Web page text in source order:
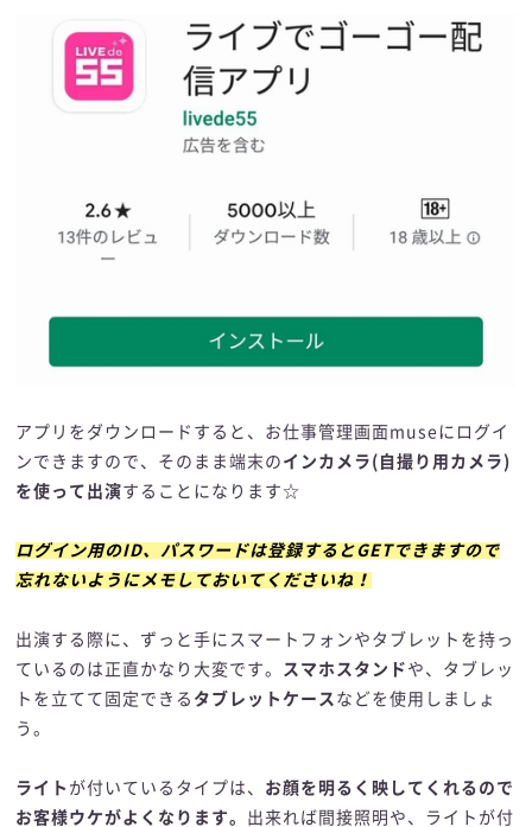
アプリをダウンロードすると、お仕事管理画面museにログイ
ンできますので、そのまま端末の インカメラ(自撮り用カメラ)
を使って出演することになります☆
ログイン用のID、パスワードは登録するとGETできますので
忘れないようにメモしておいてくださいね！
出演する際に、ずっと手にスマートフォンやタブレットを持っ
ているのは正直かなり大変です。
スマホスタンド や、タブレッ
トを立てて固定できる タブレットケース などを使用しましょ
う。
ライト が付いているタイプは、 お顔を明るく映してくれるので
お客様ウケがよくなります。 出来れば間接照明や、ライトが付